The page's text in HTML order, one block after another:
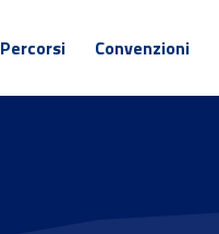
Percorsi Convenzioni